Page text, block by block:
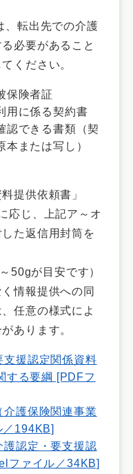
、転出先での介護
必要があること
ください。
保険者証
用に係る契約書
認できる書類（契
または写し）
提供依頼書」
応じ、上記ア～オ
た返信用封筒を
50gが目安です）
情報提供への同
任意の様式によ
あります。
支援認定関係資料
する要綱 [PDFフ
護保険関連事業
194KB]
護認定・要支援認
ファイル／34KB]